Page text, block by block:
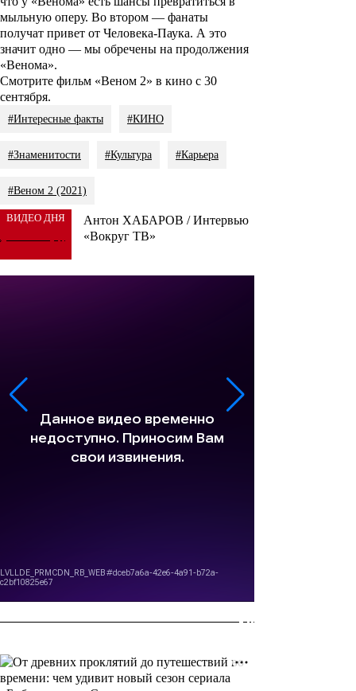
мыльную оперу. Во втором — фанаты
получат привет от Человека-Паука. А это
значит одно — мы обречены на продолжения
«Венома».
Смотрите фильм «Веном 2» в кино с 30
сентября.
#Интересные факты #КИНО
#Знаменитости #Культура #Карьера
#Веном 2 (2021)
ВИДЕО ДНЯ
Антон ХАБАРОВ / Интервью
«Вокруг ТВ»